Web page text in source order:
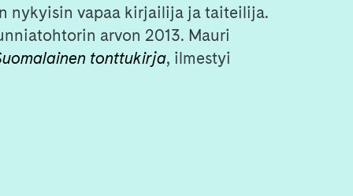
nykyisin vapaa kirjailija ja taiteilija.
arvon 2013. Mauri
tonttukirja, ilmestyi